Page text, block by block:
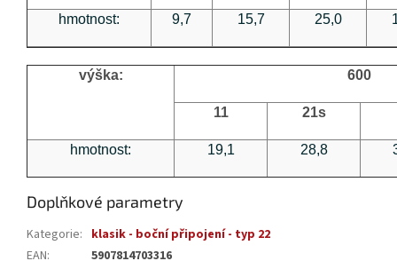
hmotnost: 9,7 15,7 25,0
výška: 600
11 21s
hmotnost: 19,1 28,8
Doplňkové parametry
Kategorie: klasik - boční připojení - typ 22
EAN: 5907814703316